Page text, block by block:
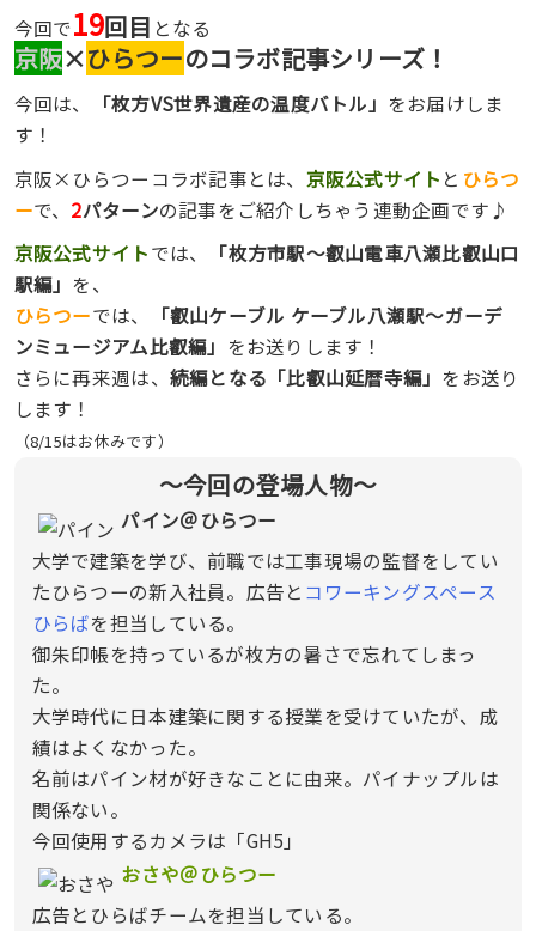
今回で19回目 となる
京阪×ひらつーのコラボ記事シリーズ！
今回は、 「枚方VS世界遺産の温度バトル」 をお届けしま
す！
京阪×ひらつーコラボ記事とは、 京阪公式サイト と ひらつ
ーで、 2パターンの記事をご紹介しちゃう連動企画です♪
京阪公式サイトでは、
「枚方市駅〜叡山電車八瀬比叡山口
駅編」 を、
ひらつーでは、
「叡山ケーブル ケーブル八瀬駅〜ガーデ
ンミュージアム比叡編」 をお送りします！
さらに再来週は、 続編となる「比叡山延暦寺編」 をお送り
します！
（8/15はお休みです）
〜今回の登場人物〜
パイン＠ひらつー
大学で建築を学び、前職では工事現場の監督をしてい
たひらつーの新入社員。広告と コワーキングスペース
ひらばを担当している。
御朱印帳を持っているが枚方の暑さで忘れてしまっ
た。
大学時代に日本建築に関する授業を受けていたが、成
績はよくなかった。
名前はパイン材が好きなことに由来。パイナップルは
関係ない。
今回使用するカメラは「GH5」
おさや＠ひらつー
広告とひらばチームを担当している。